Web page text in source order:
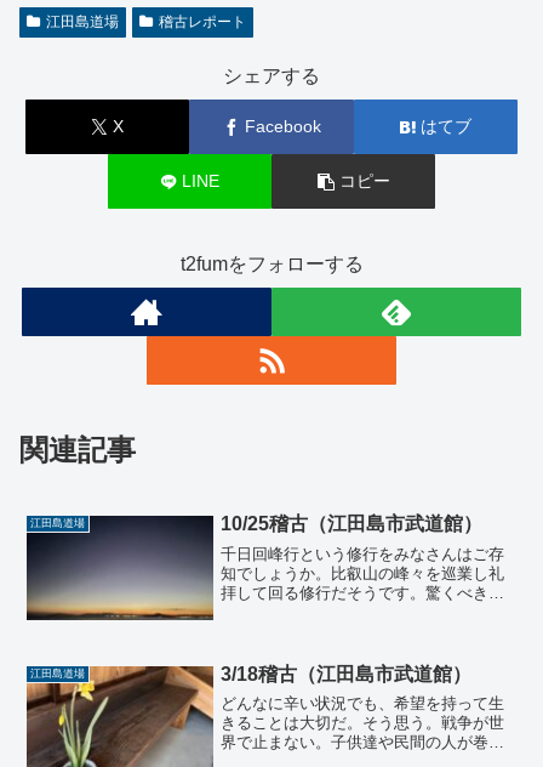
江田島道場 稽古レポート
シェアする
X Facebook はてブ
LINE コピー
t2fumをフォローする
関連記事
江田島道場 10/25稽古（江田島市武道館）
千日回峰行という修行をみなさんはご存
知でしょうか。比叡山の峰々を巡業し礼
拝して回る修行だそうです。驚くべきは
も六年目には８４ｋｍにも...
江田島道場 3/18稽古（江田島市武道館）
どんなに辛い状況でも、希望を持って生
きることは大切だ。そう思う。戦争が世
界で止まない。子供達や民間の人が巻き